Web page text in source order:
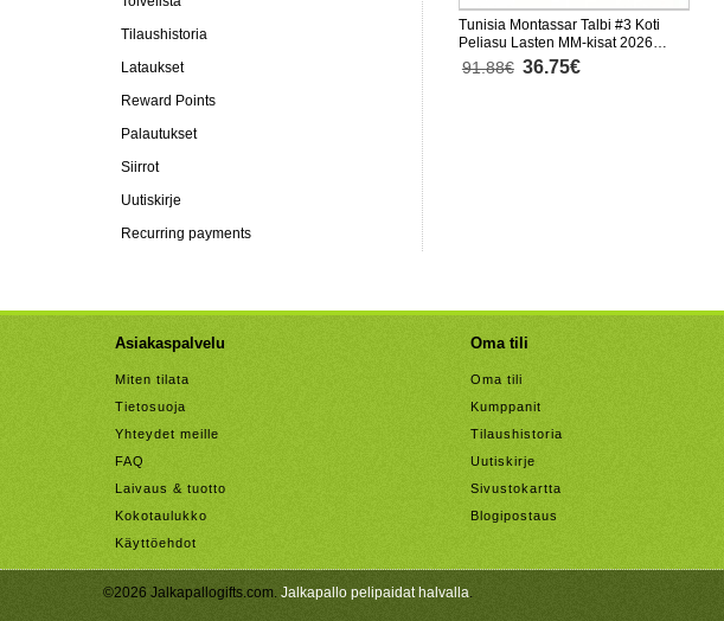
Tilaushistoria
Lataukset
Reward Points
Palautukset
Siirrot
Uutiskirje
Recurring payments
Tunisia Montassar Talbi #3 Koti
Peliasu Lasten MM-kisat 2026
Lyhythihainen (+ Lyhyet housut)
91.88€ 36.75€
Asiakaspalvelu
Miten tilata
Tietosuoja
Yhteydet meille
FAQ
Laivaus & tuotto
Kokotaulukko
Käyttöehdot
Oma tili
Oma tili
Kumppanit
Tilaushistoria
Uutiskirje
Sivustokartta
Blogipostaus
©2026 Jalkapallogifts.com. Jalkapallo pelipaidat halvalla.